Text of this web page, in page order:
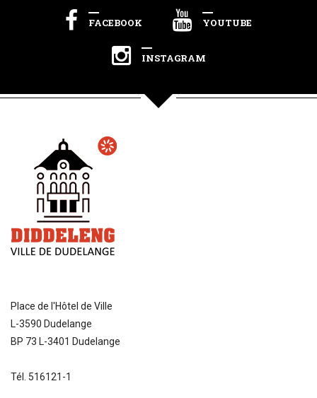
FACEBOOK YOUTUBE
INSTAGRAM
Place de l'Hôtel de Ville
L-3590 Dudelange
BP 73 L-3401 Dudelange
Tél. 516121-1